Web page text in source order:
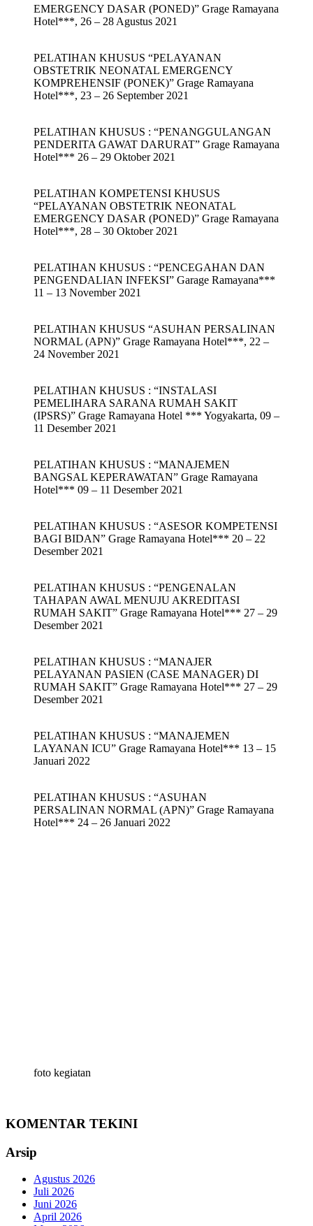
EMERGENCY DASAR (PONED)” Grage Ramayana
Hotel***, 26 – 28 Agustus 2021
PELATIHAN KHUSUS “PELAYANAN
OBSTETRIK NEONATAL EMERGENCY
KOMPREHENSIF (PONEK)” Grage Ramayana
Hotel***, 23 – 26 September 2021
PELATIHAN KHUSUS : “PENANGGULANGAN
PENDERITA GAWAT DARURAT” Grage Ramayana
Hotel*** 26 – 29 Oktober 2021
PELATIHAN KOMPETENSI KHUSUS
“PELAYANAN OBSTETRIK NEONATAL
EMERGENCY DASAR (PONED)” Grage Ramayana
Hotel***, 28 – 30 Oktober 2021
PELATIHAN KHUSUS : “PENCEGAHAN DAN
PENGENDALIAN INFEKSI” Garage Ramayana***
11 – 13 November 2021
PELATIHAN KHUSUS “ASUHAN PERSALINAN
NORMAL (APN)” Grage Ramayana Hotel***, 22 –
24 November 2021
PELATIHAN KHUSUS : “INSTALASI
PEMELIHARA SARANA RUMAH SAKIT
(IPSRS)” Grage Ramayana Hotel *** Yogyakarta, 09 –
11 Desember 2021
PELATIHAN KHUSUS : “MANAJEMEN
BANGSAL KEPERAWATAN” Grage Ramayana
Hotel*** 09 – 11 Desember 2021
PELATIHAN KHUSUS : “ASESOR KOMPETENSI
BAGI BIDAN” Grage Ramayana Hotel*** 20 – 22
Desember 2021
PELATIHAN KHUSUS : “PENGENALAN
TAHAPAN AWAL MENUJU AKREDITASI
RUMAH SAKIT” Grage Ramayana Hotel*** 27 – 29
Desember 2021
PELATIHAN KHUSUS : “MANAJER
PELAYANAN PASIEN (CASE MANAGER) DI
RUMAH SAKIT” Grage Ramayana Hotel*** 27 – 29
Desember 2021
PELATIHAN KHUSUS : “MANAJEMEN
LAYANAN ICU” Grage Ramayana Hotel*** 13 – 15
Januari 2022
PELATIHAN KHUSUS : “ASUHAN
PERSALINAN NORMAL (APN)” Grage Ramayana
Hotel*** 24 – 26 Januari 2022
foto kegiatan
KOMENTAR TEKINI
Arsip
Agustus 2026
Juli 2026
Juni 2026
April 2026